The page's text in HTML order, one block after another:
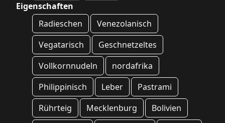
Eigenschaften
Radieschen
Venezolanisch
Vegatarisch
Geschnetzeltes
Vollkornnudeln
nordafrika
Philippinisch
Leber
Pastrami
Rührteig
Mecklenburg
Bolivien